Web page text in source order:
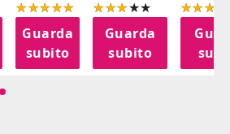
Guarda
subito
Guarda
subito